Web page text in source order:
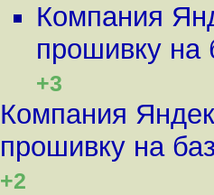
Компания
прошивку на
+3
Компания
прошивку на
+2